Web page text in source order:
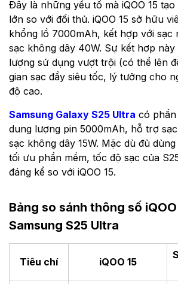
Đây là những yếu tố mà iQOO 15
lớn so với đối thủ. iQOO 15 sở hữu
khổng lồ 7000mAh, kết hợp với sạc
sạc không dây 40W. Sự kết hợp này
lượng sử dụng vượt trội (có thể lên
gian sạc đầy siêu tốc, lý tưởng cho
độ cao.
Samsung Galaxy S25 Ultra có
dung lượng pin 5000mAh, hỗ trợ
sạc không dây 15W. Mặc dù đủ
tối ưu phần mềm, tốc độ sạc của
đáng kể so với iQOO 15.
Bảng so sánh thông số iQOO
Samsung S25 Ultra
Tiêu chí iQOO 15